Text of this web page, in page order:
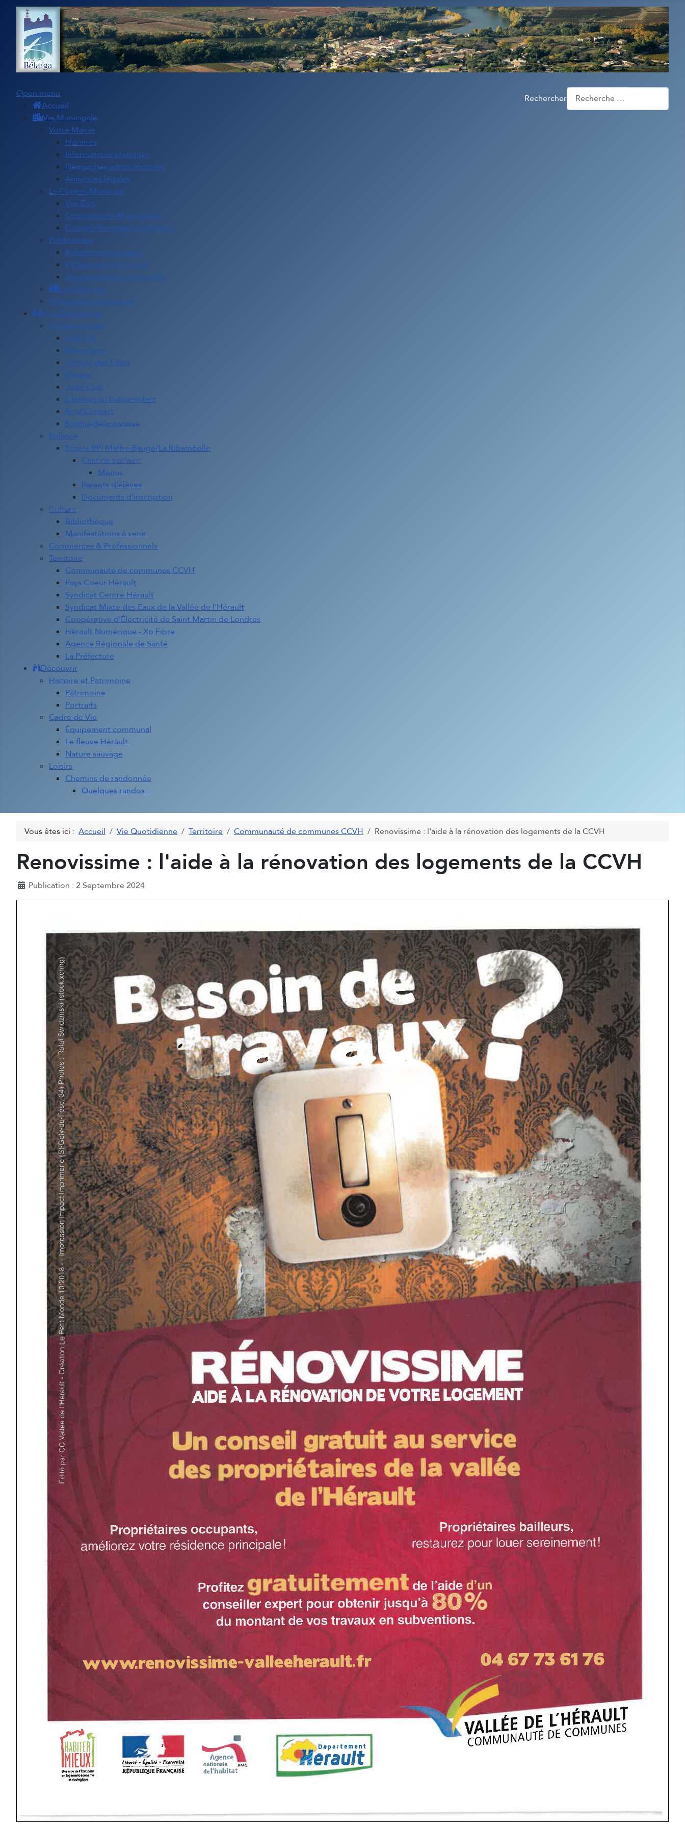
Open menu
Accueil
Vie Municipale
Votre Mairie
Horaires
Informations pratiques
Démarches administratives
Annonces légales
Le Conseil Municipal
Vos Élus
Commissions Municipales
Conseil Municipal des Enfants
Publications
Bulletins municipaux
PV Séances du Conseil
Documents en accès public
Les Élections
Participation citoyenne
Vie Quotidienne
Vie Associative
A.M.R.B.
Belarg'arts
Comité des Fêtes
Chasse
Judo Club
L'Hameçon Indépendant
Roul'Contact
Sophie Bélarganaise
Enfance
Écoles RPI Maffre-Baugé/La Ribambelle
Cantine scolaire
Menus
Parents d'élèves
Documents d'inscription
Culture
Bibliothèque
Manifestations à venir
Commerces & Professionnels
Territoire
Communauté de communes CCVH
Pays Coeur Hérault
Syndicat Centre Hérault
Syndicat Mixte des Eaux de la Vallée de l'Hérault
Coopérative d'Électricité de Saint Martin de Londres
Hérault Numérique - Xp Fibre
Agence Régionale de Santé
La Préfecture
Découvrir
Histoire et Patrimoine
Patrimoine
Portraits
Cadre de Vie
Équipement communal
Le fleuve Hérault
Nature sauvage
Loisirs
Chemins de randonnée
Quelques randos...
Rechercher
Vous êtes ici : Accueil Vie Quotidienne Territoire Communauté de communes CCVH Renovissime : l'aide à la rénovation des logements de la CCVH
Renovissime : l'aide à la rénovation des logements de la CCVH
DétailsPublication : 2 Septembre 2024